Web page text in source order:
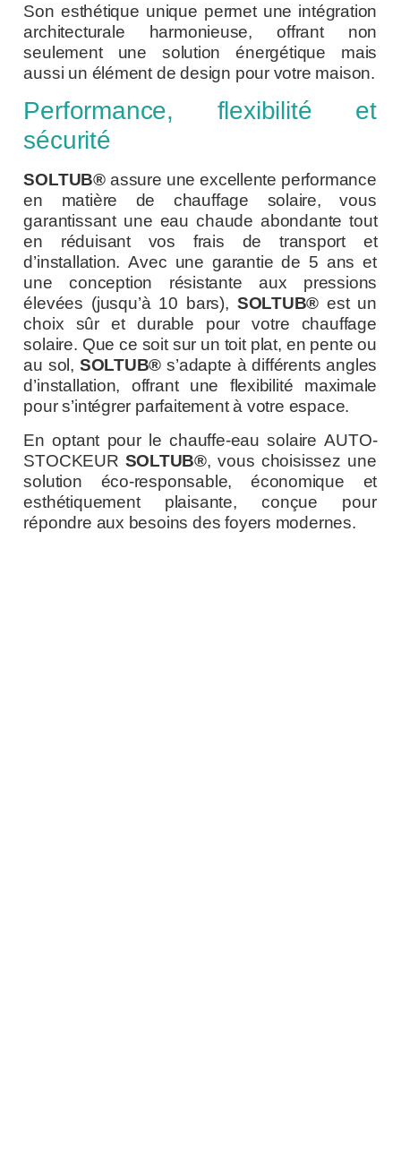
Son esthétique unique permet une intégration
architecturale harmonieuse, offrant non
seulement une solution énergétique mais
aussi un élément de design pour votre maison.
Performance, flexibilité et
sécurité
SOLTUB®assure une excellente performance
en matière de chauffage solaire, vous
garantissant une eau chaude abondante tout
en réduisant vos frais de transport et
d’installation. Avec une garantie de 5 ans et
une conception résistante aux pressions
élevées (jusqu’à 10 bars), SOLTUB® est un
choix sûr et durable pour votre chauffage
solaire. Que ce soit sur un toit plat, en pente ou
au sol, SOLTUB® s’adapte à différents angles
d’installation, offrant une flexibilité maximale
pour s’intégrer parfaitement à votre espace.
En optant pour le chauffe-eau solaire AUTO-
STOCKEUR SOLTUB®, vous choisissez une
solution éco-responsable, économique et
esthétiquement plaisante, conçue pour
répondre aux besoins des foyers modernes.